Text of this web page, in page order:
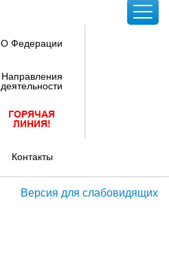
О Федерации
Направления
деятельности
ГОРЯЧАЯ
ЛИНИЯ!
Контакты
Версия для слабовидящих